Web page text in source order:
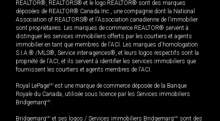
REALTOR®, REALTORS® et le logo REALTOR® sont des marques
déposées de REALTOR® Canada Inc., une compagnie dont la National
Association of REALTORS® et l'Association canadienne de l’immobilier
sont propriétaires. Les marques de commerce REALTOR® servent à
distinguer les services immobiliers offerts par les courtiers et agents
immobilier en tant que membres de l'ACI. Les marques d'homologation
S.I.A.® /MLS®, Service inter-agences®, et leurs logos respectifs sont la
propriété de l'ACI, et ils servent à identifier les services immobiliers que
fournissent les courtiers et agents membres de l'ACI.
Royal LePageMD est une marque de commerce déposée de la Banque
Royale du Canada, utilisée sous licence par les Services immobiliers
BridgemarqMD.
BridgemarqMD et ses logos / Services immobiliers BridgemarqMD sont des